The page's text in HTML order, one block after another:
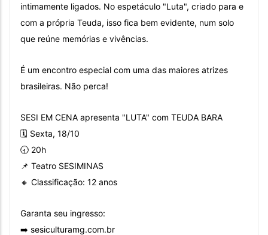
intimamente ligados. No espetáculo "Luta", criado para e
com a própria Teuda, isso fica bem evidente, num solo
que reúne memórias e vivências.
É um encontro especial com uma das maiores atrizes
brasileiras. Não perca!
SESI EM CENA apresenta "LUTA" com TEUDA BARA
🗓 Sexta, 18/10
🕣 20h
📌 Teatro SESIMINAS
🔸 Classificação: 12 anos
Garanta seu ingresso:
➡️ sesiculturamg.com.br